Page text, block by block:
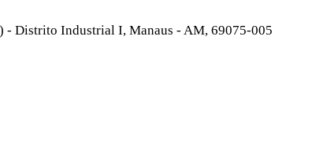
- Distrito Industrial I, Manaus - AM, 69075-005